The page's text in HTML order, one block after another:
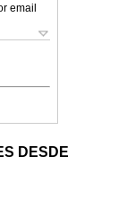
email
DESDE